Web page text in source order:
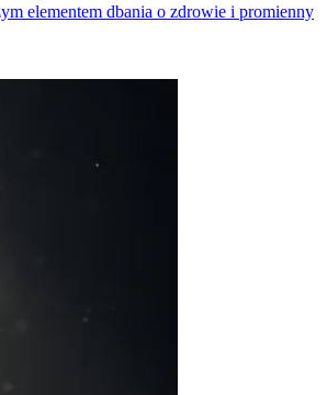
elementem dbania o zdrowie i promienny